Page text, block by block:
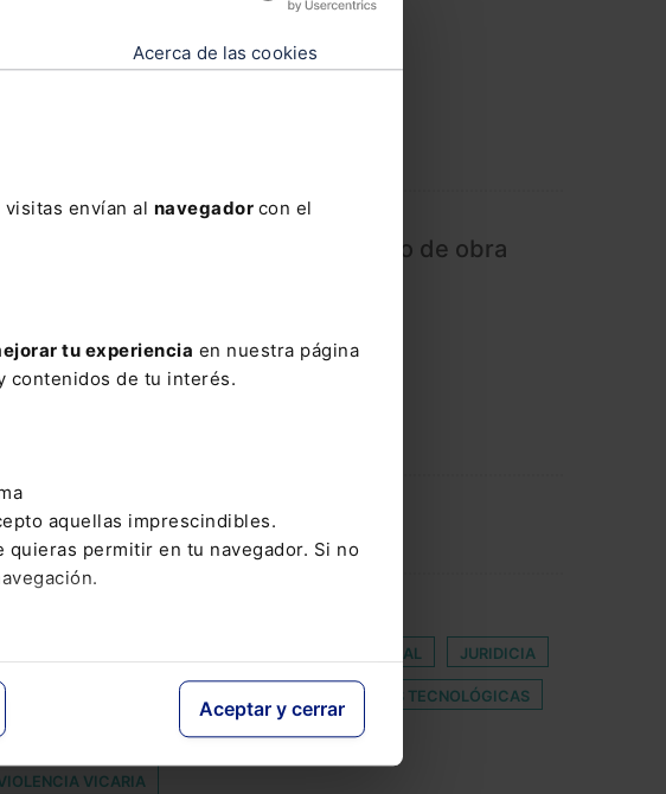
Acerca de las cookies
envían al navegador con el
tu experiencia en nuestra página
contenidos de tu interés.
aquellas imprescindibles.
permitir en tu navegador. Si no
Aceptar y cerrar
contractual del arrendamiento de obra
ejecución de obra
INSPECCIÓN DE TRABAJO Y SEGURIDAD SOCIAL JURIDICIA
ELECTRÓNICO PARADOJICA PLATAFORMAS TECNOLÓGICAS
SELLO ELECTRÓNICO SENTENCIA
VICARIA